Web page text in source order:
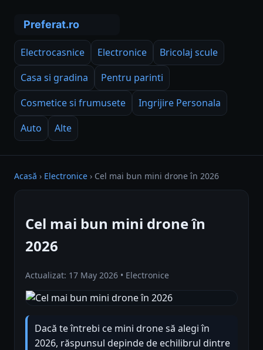
Electrocasnice Electronice
Bricolaj scule
Casa si gradina
Pentru parinti
Cosmetice si frumusete
Ingrijire Personala
Auto
Alte
Acasă › Electronice › Cel mai bun mini drone în 2026
Cel mai bun mini drone în
2026
Actualizat: 17 May 2026 • Electronice
Dacă te întrebi ce mini drone să alegi în
2026, răspunsul depinde de echilibrul dintre